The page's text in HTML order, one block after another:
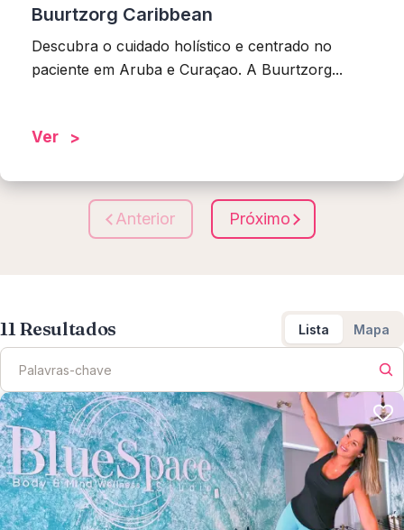
Buurtzorg Caribbean
Descubra o cuidado holístico e centrado no
paciente em Aruba e Curaçao. A Buurtzorg...
Ver
Anterior Próximo
11Resultados Lista Mapa